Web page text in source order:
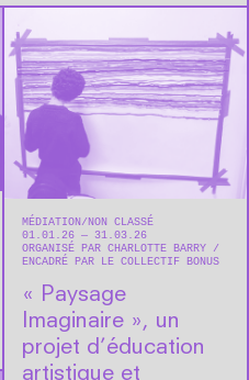
MÉDIATION
NON CLASSÉ
01.01.26 — 31.03.26
ORGANISÉ PAR CHARLOTTE BARRY
ENCADRÉ PAR LE COLLECTIF BONUS
« Paysage
Imaginaire », un
projet d’éducation
artistique et